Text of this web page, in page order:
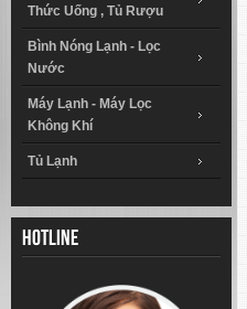
Thức Uống , Tủ Rượu
Bình Nóng Lạnh - Lọc
Nước
Máy Lạnh - Máy Lọc
Không Khí
Tủ Lạnh
Hotline